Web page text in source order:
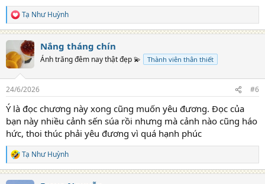
R
e
a
t
i
s
Tạ Như Huỳnh
Nắng tháng chín
Ánh trăng đêm nay thật đẹp 💫 Thành viên thân thiết
24/6/2026 #6
Ý là đọc chương này xong cũng muốn yêu đương. Đọc của
bạn này nhiều cảnh sến súa rồi nhưng mà cảnh nào cũng háo
hức, thoi thúc phải yêu đương vì quá hạnh phúc
R
e
Tạ Như Huỳnh